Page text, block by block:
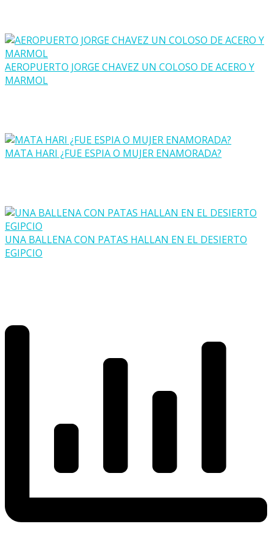
AEROPUERTO JORGE CHAVEZ UN COLOSO DE ACERO Y
MARMOL
MATA HARI ¿FUE ESPIA O MUJER ENAMORADA?
UNA BALLENA CON PATAS HALLAN EN EL DESIERTO
EGIPCIO